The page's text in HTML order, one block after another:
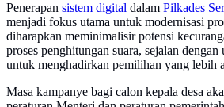
Penerapan sistem digital dalam Pilkades
menjadi fokus utama untuk modernisasi
diharapkan meminimalisir potensi
proses penghitungan suara, sejalan dengan
untuk menghadirkan pemilihan yang lebih
Masa kampanye bagi calon kepala desa